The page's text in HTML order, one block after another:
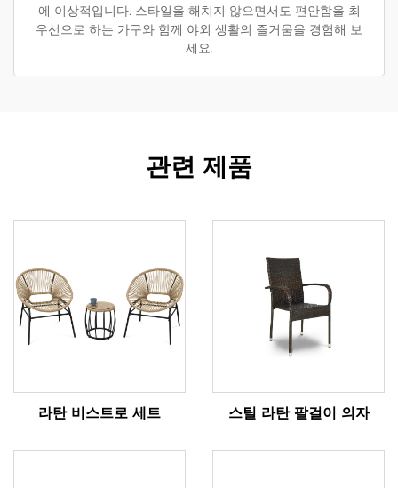
에 이상적입니다. 스타일을 해치지 않으면서도 편안함을 최
우선으로 하는 가구와 함께 야외 생활의 즐거움을 경험해 보
세요.
관련 제품
라탄 비스트로 세트 스틸 라탄 팔걸이 의자